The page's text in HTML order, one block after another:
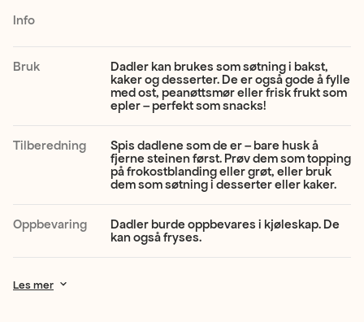
et
klebrig
skall
et
silkemykt
Smaken
er
dyp,
søt
Info
Bruk
Dadler kan brukes som søtning i bakst,
kaker og desserter. De er også gode å fylle
med ost, peanøttsmør eller frisk frukt som
epler – perfekt som snacks!
Tilberedning
Spis dadlene som de er – bare husk å
fjerne steinen først. Prøv dem som topping
på frokostblanding eller grøt, eller bruk
dem som søtning i desserter eller kaker.
Oppbevaring
Dadler burde oppbevares i kjøleskap. De
kan også fryses.
Les mer